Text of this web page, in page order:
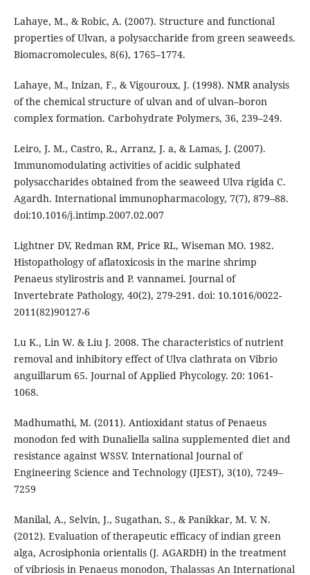
Lahaye, M., & Robic, A. (2007). Structure and functional
properties of Ulvan, a polysaccharide from green seaweeds.
Biomacromolecules, 8(6), 1765–1774.
Lahaye, M., Inizan, F., & Vigouroux, J. (1998). NMR analysis
of the chemical structure of ulvan and of ulvan–boron
complex formation. Carbohydrate Polymers, 36, 239–249.
Leiro, J. M., Castro, R., Arranz, J. a, & Lamas, J. (2007).
Immunomodulating activities of acidic sulphated
polysaccharides obtained from the seaweed Ulva rigida C.
Agardh. International immunopharmacology, 7(7), 879–88.
doi:10.1016/j.intimp.2007.02.007
Lightner DV, Redman RM, Price RL, Wiseman MO. 1982.
Histopathology of aflatoxicosis in the marine shrimp
Penaeus stylirostris and P. vannamei. Journal of
Invertebrate Pathology, 40(2), 279-291. doi: 10.1016/0022-
2011(82)90127-6
Lu K., Lin W. & Liu J. 2008. The characteristics of nutrient
removal and inhibitory effect of Ulva clathrata on Vibrio
anguillarum 65. Journal of Applied Phycology. 20: 1061-
1068.
Madhumathi, M. (2011). Antioxidant status of Penaeus
monodon fed with Dunaliella salina supplemented diet and
resistance against WSSV. International Journal of
Engineering Science and Technology (IJEST), 3(10), 7249–
7259
Manilal, A., Selvin, J., Sugathan, S., & Panikkar, M. V. N.
(2012). Evaluation of therapeutic efficacy of indian green
alga, Acrosiphonia orientalis (J. AGARDH) in the treatment
of vibriosis in Penaeus monodon, Thalassas An International